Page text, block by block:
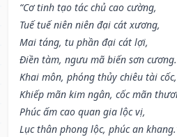
“Cơ tinh tạo tác chủ cao cường,
Tuế tuế niên niên đại cát xương,
Mai táng, tu phần đại cát lợi,
Điền tàm, ngưu mã biến sơn cương.
Khai môn, phóng thủy chiêu tài cốc,
Khiếp mãn kim ngân, cốc mãn
Phúc ấm cao quan gia lộc vị,
Lục thân phong lộc, phúc an